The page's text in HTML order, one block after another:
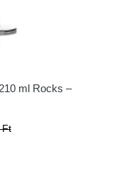
ml Rocks –
Ft